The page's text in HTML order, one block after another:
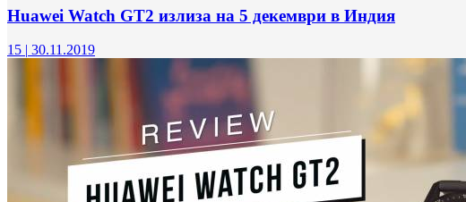
Huawei Watch GT2 излиза на 5 декември в Индия
15 | 30.11.2019